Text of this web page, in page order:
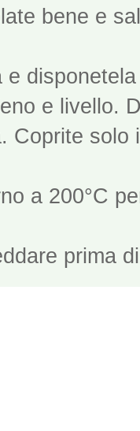
bene e
e
e livello.
Coprite solo
a 200°C
prima